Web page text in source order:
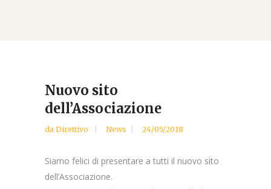
Nuovo sito
dell’Associazione
da Direttivo News 24/05/2018
Siamo felici di presentare a tutti il nuovo sito
dell’Associazione.